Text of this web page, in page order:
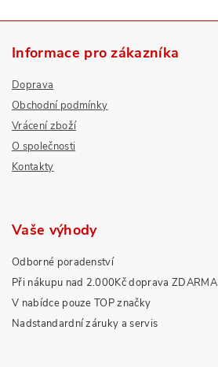
Informace pro zákazníka
Doprava
Obchodní podmínky
Vrácení zboží
O společnosti
Kontakty
Vaše výhody
Odborné poradenství
Při nákupu nad 2.000Kč doprava ZDARMA
V nabídce pouze TOP značky
Nadstandardní záruky a servis